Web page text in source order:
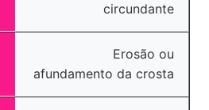
circundante
Erosão ou
afundamento da crosta